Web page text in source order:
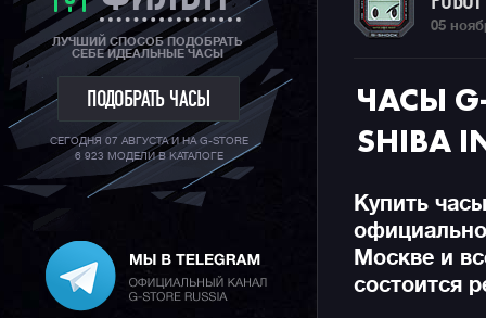
ЛУЧШИЙ СПОСОБ ПОДОБРАТЬ
СЕБЕ ИДЕАЛЬНЫЕ ЧАСЫ
ПОДОБРАТЬ ЧАСЫ
СЕГОДНЯ 07 АВГУСТА И НА G-STORE
6 923 МОДЕЛИ В КАТАЛОГЕ
05
ЧАСЫ
SHIBA
Купить
Москве и
состоится